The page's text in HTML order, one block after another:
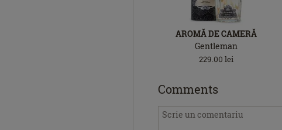
AROMĂ DE CAMERĂ
Gentleman
229.00 lei
Comments